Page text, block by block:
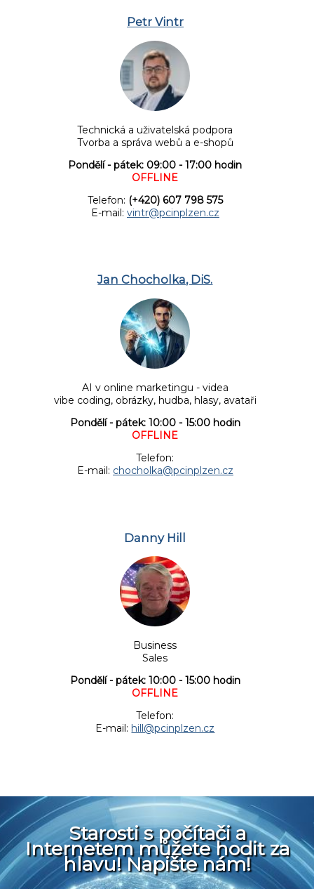
Petr Vintr
Technická a uživatelská podpora
Tvorba a správa webů a e-shopů
Pondělí - pátek: 09:00 - 17:00 hodin
OFFLINE
Telefon: (+420) 607 798 575
E-mail: vintr@pcinplzen.cz
Jan Chocholka, DiS.
AI v online marketingu - videa
vibe coding, obrázky, hudba, hlasy, avataři
Pondělí - pátek: 10:00 - 15:00 hodin
OFFLINE
Telefon:
E-mail: chocholka@pcinplzen.cz
Danny Hill
Business
Sales
Pondělí - pátek: 10:00 - 15:00 hodin
OFFLINE
Telefon:
E-mail: hill@pcinplzen.cz
Starosti s počítači a
Internetem můžete hodit za
hlavu! Napište nám!